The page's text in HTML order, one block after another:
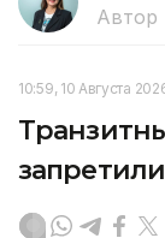
Автор
10:59, 10 Августа